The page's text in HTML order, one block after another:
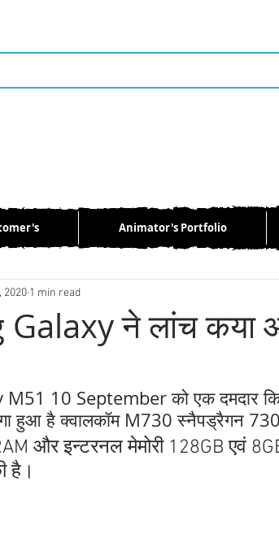
Mobile Automobile
ने लांच कया
2020 1 min read
10 September को एक दमदार
हुआ है क्वालकॉम M730 स्नैपड्रैगन
और इन्टरनल मेमोरी 128GB एवं
है।
Animator's Portfolio